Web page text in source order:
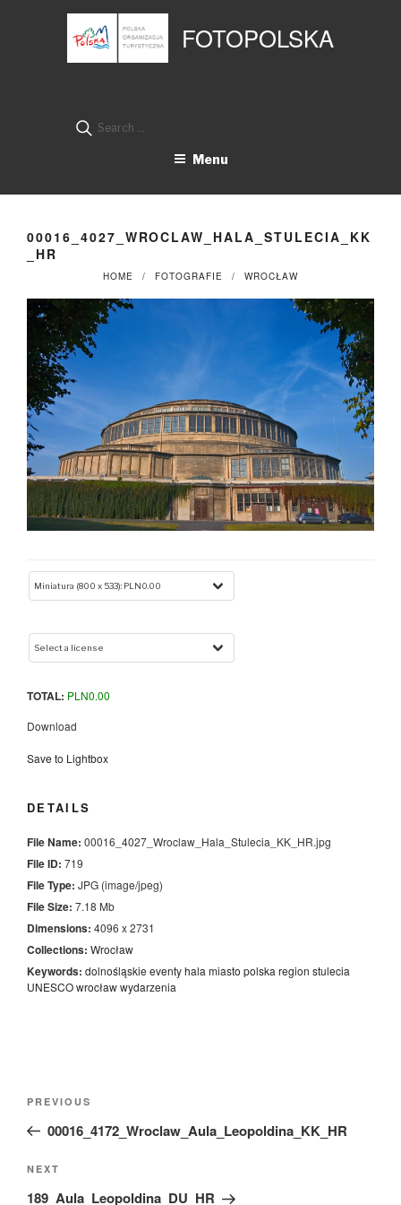
FOTOPOLSKA
Search
Menu
00016_4027_WROCLAW_HALA_STULECIA_KK
_HR
HOME FOTOGRAFIE WROCŁAW
TOTAL: PLN0.00
Download
Save to Lightbox
DETAILS
File Name: 00016_4027_Wroclaw_Hala_Stulecia_KK_HR.jpg
File ID: 719
File Type: JPG (image/jpeg)
File Size: 7.18 Mb
Dimensions: 4096 x 2731
Collections: Wrocław
Keywords: dolnośląskie eventyhala miasto polska region stulecia
UNESCOwrocławwydarzenia
Previous
Post
PREVIOUS
00016_4172_Wroclaw_Aula_Leopoldina_KK_HR
Next
Post
NEXT
189_Aula_Leopoldina_DU_HR
Panel zarządzania plikami cookies